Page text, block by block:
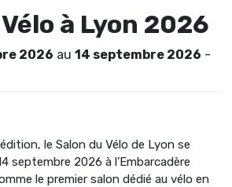
à Lyon 2026
2026 au 14 septembre 2026 -
le Salon du Vélo de Lyon se
septembre 2026 à l’Embarcadère
le premier salon dédié au vélo en